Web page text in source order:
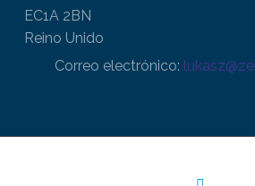
EC1A 2BN
Reino Unido
Correo electrónico: